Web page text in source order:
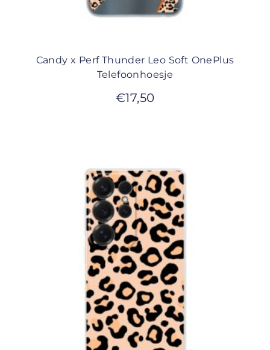
Candy x Perf Thunder Leo Soft OnePlus
Telefoonhoesje
€17,50